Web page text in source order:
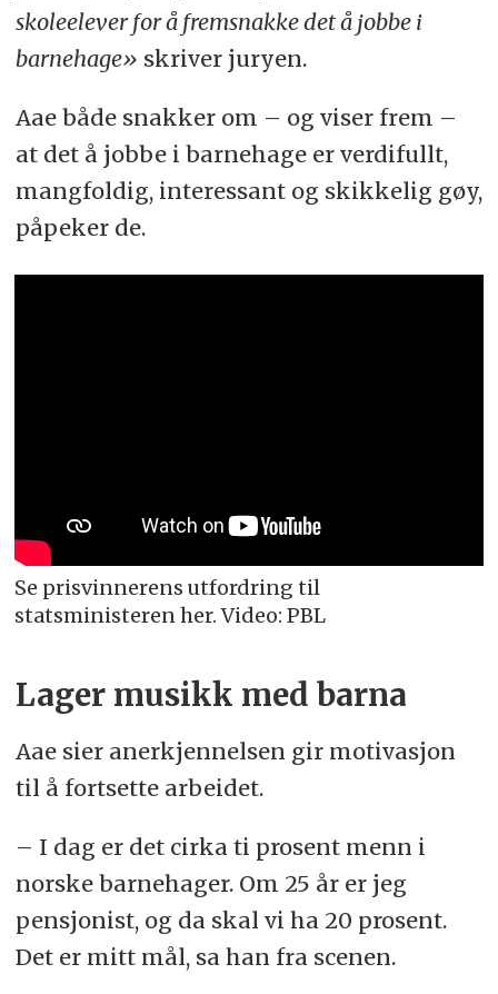
skoleelever for å fremsnakke det å jobbe i
barnehage» skriver juryen.
Aae både snakker om – og viser frem –
at det å jobbe i barnehage er verdifullt,
mangfoldig, interessant og skikkelig gøy,
påpeker de.
Se prisvinnerens utfordring til
statsministeren her. Video: PBL
Lager musikk med barna
Aae sier anerkjennelsen gir motivasjon
til å fortsette arbeidet.
– I dag er det cirka ti prosent menn i
norske barnehager. Om 25 år er jeg
pensjonist, og da skal vi ha 20 prosent.
Det er mitt mål, sa han fra scenen.